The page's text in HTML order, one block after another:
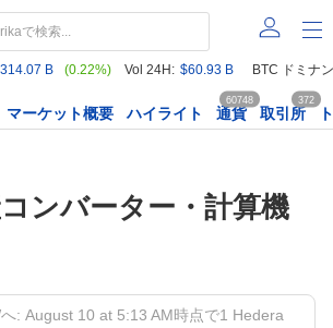
B (0.22%) Vol 24H: $60.93 B BTC ドミナ
マーケット概要 ハイライト 通貨
60748
取引所
372
ンバーター・計算機
: August 10 at 5:13 AM時点で1 Hedera